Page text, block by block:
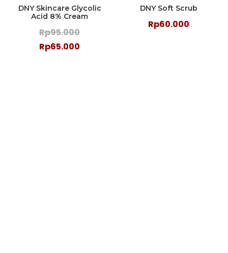
DNY Skincare Glycolic
Acid 8% Cream
Rp95.000
Rp65.000
DNY Soft Scrub
Rp60.000